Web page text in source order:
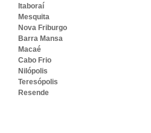
Itaboraí
Mesquita
Nova Friburgo
Barra Mansa
Macaé
Cabo Frio
Nilópolis
Teresópolis
Resende